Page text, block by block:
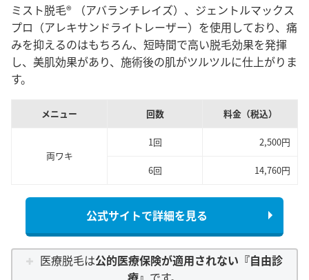
ミスト脱毛® （アバランチレイズ）、ジェントルマックス
プロ（アレキサンドライトレーザー）を使用しており、痛
みを抑えるのはもちろん、短時間で高い脱毛効果を発揮
し、美肌効果があり、施術後の肌がツルツルに仕上がりま
す。
メニュー 回数 料金（税込）
両ワキ
1回 2,500円
6回 14,760円
公式サイトで詳細を見る
医療脱毛は公的医療保険が適用されない『自由診